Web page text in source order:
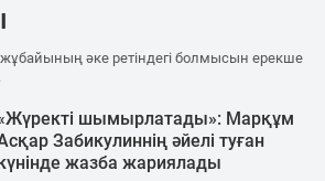
әке ретіндегі болмысын ерекше
шымырлатады»: Марқұм
Забикулиннің әйелі туған
жазба жариялады